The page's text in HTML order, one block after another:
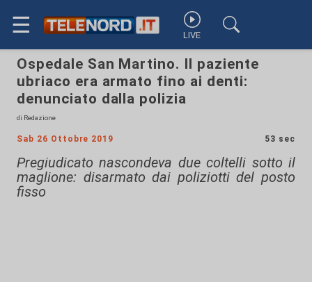
☰ LIVE
Ospedale San Martino. Il paziente
ubriaco era armato fino ai denti:
denunciato dalla polizia
di Redazione
Sab 26 Ottobre 2019 53 sec
Pregiudicato nascondeva due coltelli sotto il
maglione: disarmato dai poliziotti del posto
fisso